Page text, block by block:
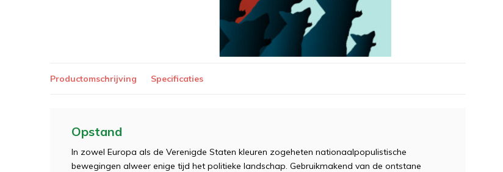
Productomschrijving Specificaties
Opstand
In zowel Europa als de Verenigde Staten kleuren zogeheten nationaalpopulistische
bewegingen alweer enige tijd het politieke landschap. Gebruikmakend van de ontstane